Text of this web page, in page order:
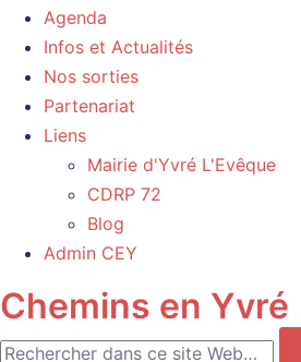
Agenda
Infos et Actualités
Nos sorties
Partenariat
Liens
Mairie d'Yvré L'Evêque
CDRP 72
Blog
Admin CEY
Chemins en Yvré